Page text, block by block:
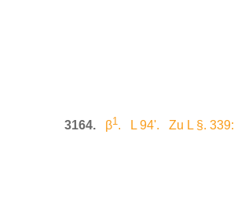
3164. β1. L 94'. Zu L §. 339: